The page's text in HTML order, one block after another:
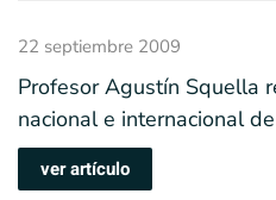
22 septiembre 2009
Profesor Agustín Squella
nacional e internacional
ver artículo